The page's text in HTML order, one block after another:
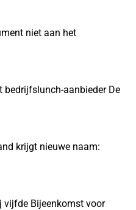
niet aan het
bedrijfslunch-aanbieder De
krijgt nieuwe naam:
vijfde Bijeenkomst voor